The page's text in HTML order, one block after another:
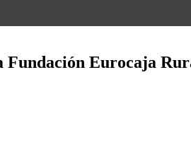
Eurocaja